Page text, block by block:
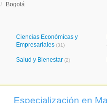
/ Bogotá
Ciencias Económicas y
Empresariales (31)
Salud y Bienestar (2)
Especialización en